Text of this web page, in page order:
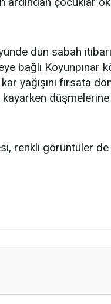
dün sabah
bağlı Koyunpınar
yağışını fırsata
renkli görüntüler